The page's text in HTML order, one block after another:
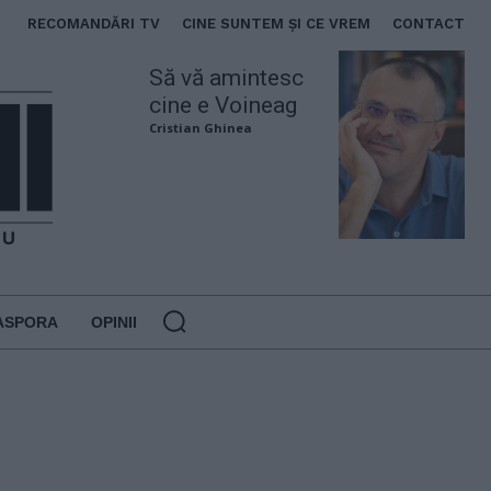
RECOMANDĂRI TV CINE SUNTEM ȘI CE VREM CONTACT
Să vă amintesc
cine e Voineag
Cristian Ghinea
OPINII